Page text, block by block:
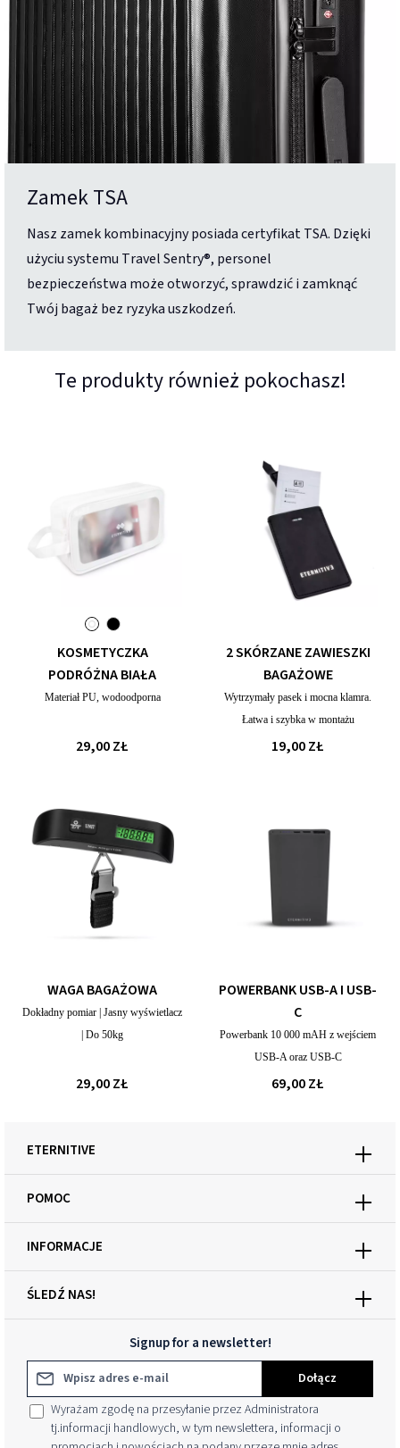
Zamek TSA
Nasz zamek kombinacyjny posiada certyfikat TSA. Dzięki
użyciu systemu Travel Sentry®, personel
bezpieczeństwa może otworzyć, sprawdzić i zamknąć
Twój bagaż bez ryzyka uszkodzeń.
Te produkty również pokochasz!
KOSMETYCZKA
PODRÓŻNA BIAŁA
Materiał PU, wodoodporna
29,00 ZŁ
2 SKÓRZANE ZAWIESZKI
BAGAŻOWE
Wytrzymały pasek i mocna klamra.
Łatwa i szybka w montażu
19,00 ZŁ
WAGA BAGAŻOWA
Dokładny pomiar | Jasny wyświetlacz
| Do 50kg
29,00 ZŁ
POWERBANK USB-A I USB-
C
Powerbank 10 000 mAH z wejściem
USB-A oraz USB-C
69,00 ZŁ
Signup for a newsletter!
Adres e-mail*
Dołącz
Wyrażam zgodę na przesyłanie przez Administratora
tj.informacji handlowych, w tym newslettera, informacji o
ŚLEDŹ NAS!
ETERNITIVE
POMOC
INFORMACJE